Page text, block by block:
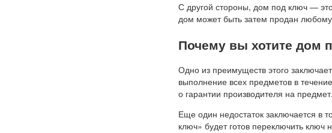
С другой стороны, дом под ключ —
дом может быть затем продан
Почему вы хотите дом
Одно из преимуществ этого
выполнение всех предметов в
о гарантии производителя на предмет.
Еще один недостаток заключается в
ключ» будет готов переключить